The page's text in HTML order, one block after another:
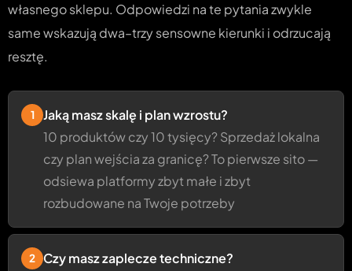
własnego sklepu. Odpowiedzi na te pytania zwykle
same wskazują dwa–trzy sensowne kierunki i odrzucają
resztę.
1
Jaką masz skalę i plan wzrostu?
10 produktów czy 10 tysięcy? Sprzedaż lokalna
czy plan wejścia za granicę? To pierwsze sito —
odsiewa platformy zbyt małe i zbyt
rozbudowane na Twoje potrzeby
2
Czy masz zaplecze techniczne?